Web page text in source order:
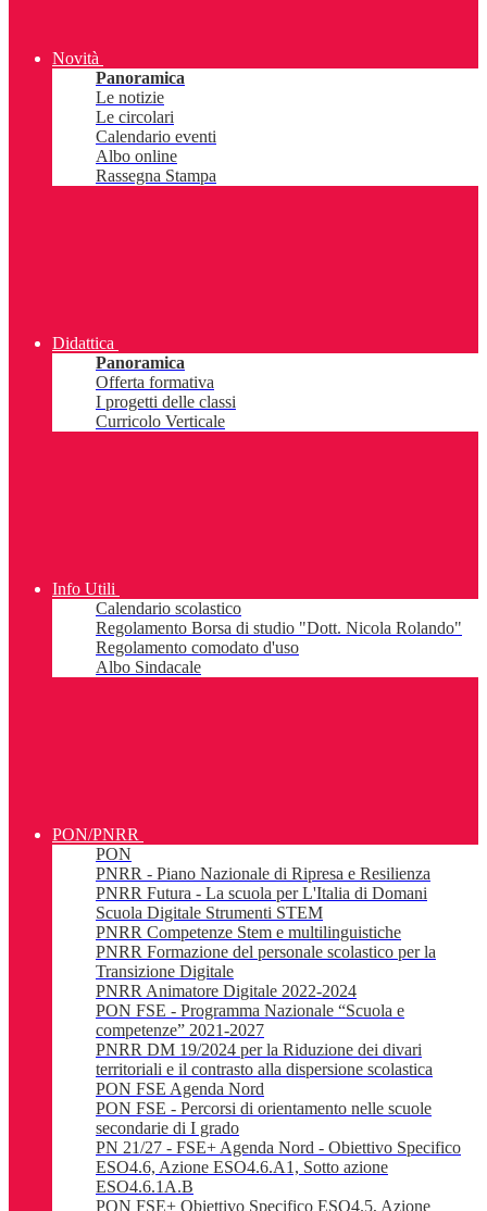
Novità
Panoramica
Le notizie
Le circolari
Calendario eventi
Albo online
Rassegna Stampa
Didattica
Panoramica
Offerta formativa
I progetti delle classi
Curricolo Verticale
Info Utili
Calendario scolastico
Regolamento Borsa di studio "Dott. Nicola Rolando"
Regolamento comodato d'uso
Albo Sindacale
PON/PNRR
PON
PNRR - Piano Nazionale di Ripresa e Resilienza
PNRR Futura - La scuola per L'Italia di Domani
Scuola Digitale Strumenti STEM
PNRR Competenze Stem e multilinguistiche
PNRR Formazione del personale scolastico per la
Transizione Digitale
PNRR Animatore Digitale 2022-2024
PON FSE - Programma Nazionale “Scuola e
competenze” 2021-2027
PNRR DM 19/2024 per la Riduzione dei divari
territoriali e il contrasto alla dispersione scolastica
PON FSE Agenda Nord
PON FSE - Percorsi di orientamento nelle scuole
secondarie di I grado
PN 21/27 - FSE+ Agenda Nord - Obiettivo Specifico
ESO4.6, Azione ESO4.6.A1, Sotto azione
ESO4.6.1A.B
PON FSE+ Obiettivo Specifico ESO4.5, Azione